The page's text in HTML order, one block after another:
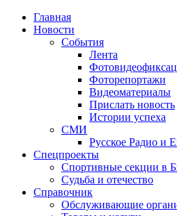
Главная
Новости
События
Лента
Фоторепортажи
Видеоматериалы
Прислать новость
Истории успеха
СМИ
Русское Радио и
Спецпроекты
Спортивные секции в
Судьба и отечество
Справочник
Обслуживающие